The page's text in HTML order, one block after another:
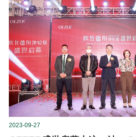
2023-09-27